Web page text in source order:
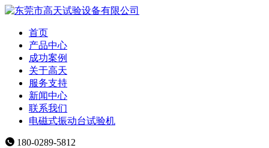
首页
产品中心
成功案例
关于高天
服务支持
新闻中心
联系我们
电磁式振动台试验机
180-0289-5812